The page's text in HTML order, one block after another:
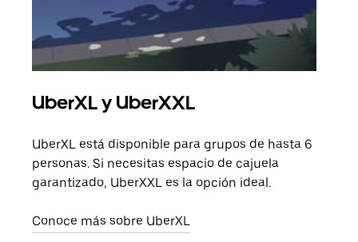
UberXL y UberXXL
UberXL está disponible para grupos de hasta 6
personas. Si necesitas espacio de cajuela
garantizado, UberXXL es la opción ideal.
Conoce más sobre UberXL